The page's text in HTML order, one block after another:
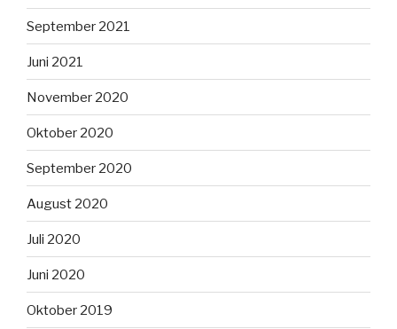
September 2021
Juni 2021
November 2020
Oktober 2020
September 2020
August 2020
Juli 2020
Juni 2020
Oktober 2019